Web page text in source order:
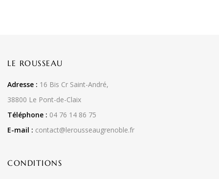
LE ROUSSEAU
Adresse : 16 Bis Cr Saint-André,
38800 Le Pont-de-Claix
Téléphone : 04 76 14 86 75
E-mail : contact@lerousseaugrenoble.fr
CONDITIONS